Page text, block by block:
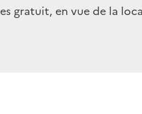
gratuit, en vue de la